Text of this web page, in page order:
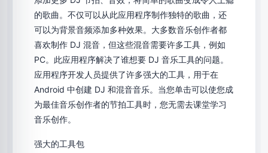
的歌曲。不仅可以从此应用程序制作独特的歌曲，还
可以为背景音频添加多种效果。大多数音乐创作者都
喜欢制作 DJ 混音，但这些混音需要许多工具，例如
PC。此应用程序解决了谁想要 DJ 音乐工具的问题。
应用程序开发人员提供了许多强大的工具，用于在
Android 中创建 DJ 和混音音乐。当您单击可以使您成
为最佳音乐创作者的节拍工具时，您无需去课堂学习
音乐创作。
强大的工具包